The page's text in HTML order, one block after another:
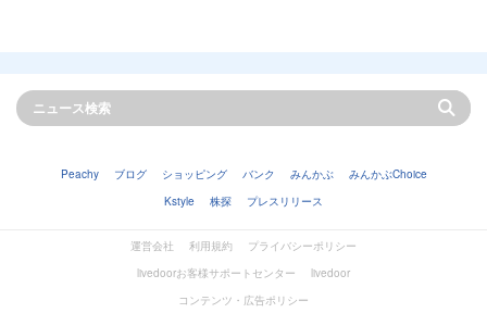
Peachy ブログ ショッピング バンク みんかぶ
みんかぶChoice
Kstyle
株探 プレスリリース
運営会社 利用規約
プライバシーポリシー
livedoorお客様サポートセンター
livedoor
コンテンツ・広告ポリシー